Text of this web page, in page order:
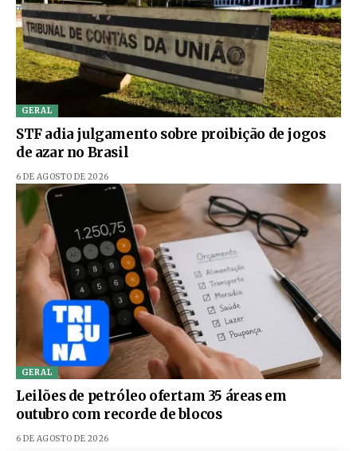
GERAL
STF adia julgamento sobre proibição de jogos
de azar no Brasil
6 DE AGOSTO DE 2026
GERAL
Leilões de petróleo ofertam 35 áreas em
outubro com recorde de blocos
6 DE AGOSTO DE 2026